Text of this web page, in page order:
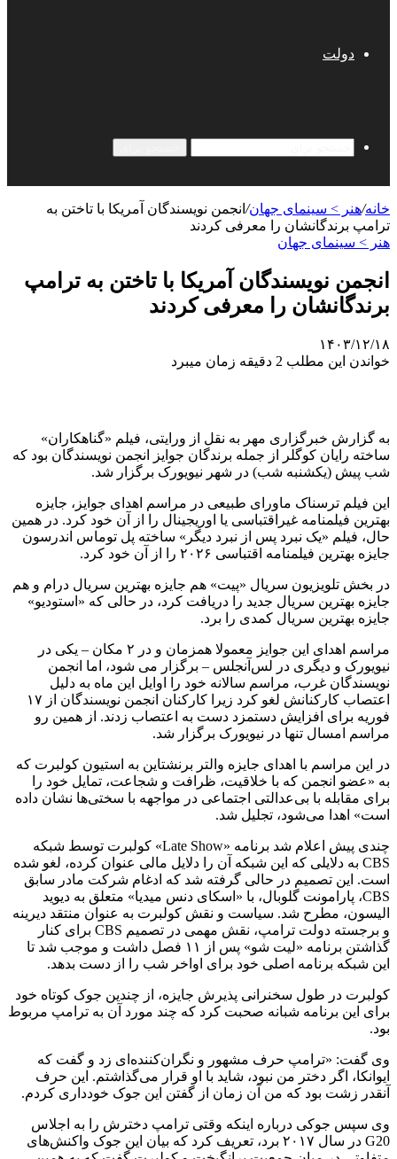
دولت
خانه/هنر > سینمای جهان/ انجمن نویسندگان آمریکا با تاختن به
ترامپ برندگانشان را معرفی کردند
هنر > سینمای جهان
انجمن نویسندگان آمریکا با تاختن به ترامپ
برندگانشان را معرفی کردند
۱۴۰۳/۱۲/۱۸
خواندن این مطلب 2 دقیقه زمان میبرد
به گزارش خبرگزاری مهر به نقل از ورایتی، فیلم «گناهکاران»
ساخته رایان کوگلر از جمله برندگان جوایز انجمن نویسندگان بود که
شب پیش (یکشنبه شب) در شهر نیویورک برگزار شد.
این فیلم ترسناک ماورای طبیعی در مراسم اهدای جوایز، جایزه
بهترین فیلمنامه غیراقتباسی یا اوریجینال را از آن خود کرد. در همین
حال، فیلم «یک نبرد پس از نبرد دیگر» ساخته پل توماس اندرسون
جایزه بهترین فیلمنامه اقتباسی ۲۰۲۶ را از آن خود کرد.
در بخش تلویزیون سریال «پیت» هم جایزه بهترین سریال درام و هم
جایزه بهترین سریال جدید را دریافت کرد، در حالی که «استودیو»
جایزه بهترین سریال کمدی را برد.
مراسم اهدای این جوایز معمولا همزمان و در ۲ مکان – یکی در
نیویورک و دیگری در لس‌آنجلس – برگزار می شود، اما انجمن
نویسندگان غرب، مراسم سالانه خود را اوایل این ماه به دلیل
اعتصاب کارکنانش لغو کرد زیرا کارکنان انجمن نویسندگان از ۱۷
فوریه برای افزایش دستمزد دست به اعتصاب زدند. از همین رو
مراسم امسال تنها در نیویورک برگزار شد.
در این مراسم با اهدای جایزه والتر برنشتاین به استیون کولبرت که
به «عضو انجمن که با خلاقیت، ظرافت و شجاعت، تمایل خود را
برای مقابله با بی‌عدالتی اجتماعی در مواجهه با سختی‌ها نشان داده
است» اهدا می‌شود، تجلیل شد.
چندی پیش اعلام شد برنامه «Late Show» کولبرت توسط شبکه
CBS به دلایلی که این شبکه آن را دلایل مالی عنوان کرده، لغو شده
است. این تصمیم در حالی گرفته شد که ادغام شرکت مادر سابق
CBS، پارامونت گلوبال، با «اسکای دنس میدیا» متعلق به دیوید
الیسون، مطرح شد. سیاست و نقش کولبرت به عنوان منتقد دیرینه
و برجسته دولت ترامپ، نقش مهمی در تصمیم CBS برای کنار
گذاشتن برنامه «لیت شو» پس از ۱۱ فصل داشت و موجب شد تا
این شبکه برنامه اصلی خود برای اواخر شب را از دست بدهد.
کولبرت در طول سخنرانی پذیرش جایزه، از چندین جوک کوتاه خود
برای این برنامه شبانه صحبت کرد که چند مورد آن به ترامپ مربوط
بود.
وی گفت: «ترامپ حرف مشهور و نگران‌کننده‌ای زد و گفت که
ایوانکا، اگر دختر من نبود، شاید با او قرار می‌گذاشتم. این حرف
آنقدر زشت بود که من آن زمان از گفتن این جوک خودداری کردم.
وی سپس جوکی درباره اینکه وقتی ترامپ دخترش را به اجلاس
G20 در سال ۲۰۱۷ برد، تعریف کرد که بیان این جوک واکنش‌های